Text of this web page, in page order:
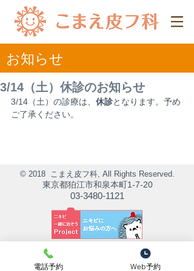
​お知らせ
3/14（土）休診のお知らせ
3/14（土）の診療は、 休診となります。予め
ご了承ください。
© 2018 こまえ皮フ科, All Rights Reserved.
東京都狛江市和泉本町1-7-20
03-3480-1121
電話予約 Web予約